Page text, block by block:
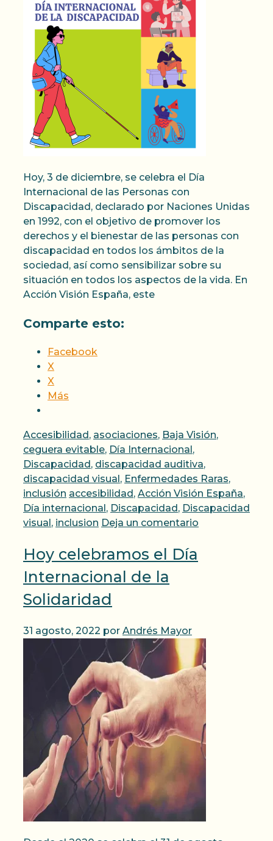
Hoy, 3 de diciembre, se celebra el Día
Internacional de las Personas con
Discapacidad, declarado por Naciones Unidas
en 1992, con el objetivo de promover los
derechos y el bienestar de las personas con
discapacidad en todos los ámbitos de la
sociedad, así como sensibilizar sobre su
situación en todos los aspectos de la vida. En
Acción Visión España, este
Comparte esto:
Facebook
X
X
Más
Categorías
Accesibilidad , asociaciones, Baja Visión,
ceguera evitable, Día Internacional ,
Discapacidad , discapacidad auditiva,
discapacidad visual , Enfermedades Raras,
inclusión Etiquetas
accesibilidad , Acción Visión España,
Día internacional , Discapacidad , Discapacidad
visual , inclusion Deja un comentario
Hoy celebramos el Día
Internacional de la
Solidaridad
31 agosto, 2022 por Andrés Mayor